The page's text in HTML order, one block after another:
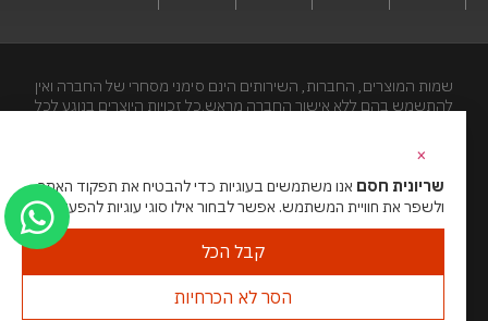
שמות המוצרים, החברות, השירותים הינם סימני מסחרי של החברה ואין
להתשמש בהם ללא אישור החברה מראש.כל זכויות היוצרים בנוגע לכל
האתר מנוהל ע”י גאו מדיהסוכנות דיגיטל
×
שריונית חסם אנו משתמשים בעוגיות כדי להבטיח את תפקוד האתר
ולשפר את חוויית המשתמש. אפשר לבחור אילו סוגי עוגיות להפעיל.
קבל הכל
הסר לא הכרחיות